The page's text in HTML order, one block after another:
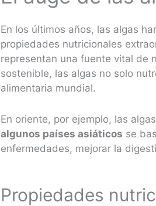
En los últimos años, las algas
propiedades nutricionales
representan una fuente vital de
sostenible, las algas no solo
alimentaria mundial.
En oriente, por ejemplo, las
algunos países asiáticos se
enfermedades, mejorar la
Propiedades